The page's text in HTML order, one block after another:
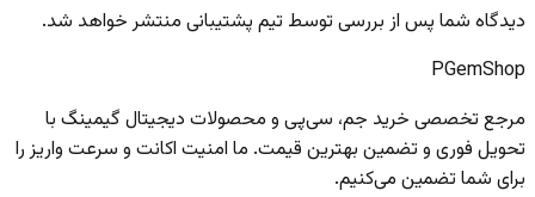
دیدگاه شما پس از بررسی توسط تیم پشتیبانی منتشر خواهد شد.
PGemShop
مرجع تخصصی خرید جم، سی‌پی و محصولات دیجیتال گیمینگ با
تحویل فوری و تضمین بهترین قیمت. ما امنیت اکانت و سرعت واریز را
برای شما تضمین می‌کنیم.